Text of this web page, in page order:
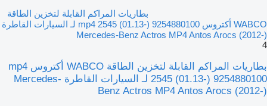
بطاريات المراكم القابلة لتخزين الطاقة
WABCO أكتروس mp4 2545 (01.13-) 9254880100 لـ السيارات القاطرة
Mercedes-Benz Actros MP4 Antos Arocs (2012-)
4
بطاريات المراكم القابلة لتخزين الطاقة WABCO أكتروس mp4
2545 (01.13-) 9254880100 لـ السيارات القاطرة Mercedes-
Benz Actros MP4 Antos Arocs (2012-)